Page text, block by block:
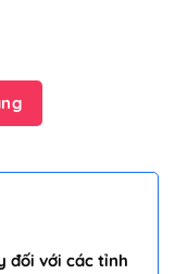
₫.
đối với các tỉnh